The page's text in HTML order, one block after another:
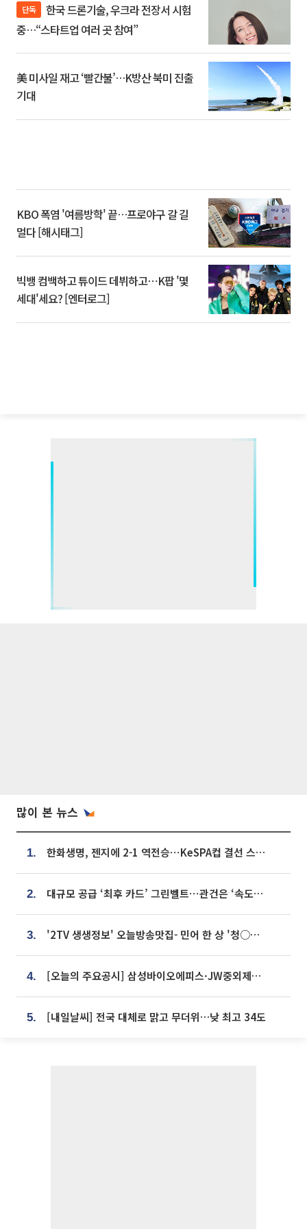
단독
중…“스타트업 여러 곳 참여”
美 미사일 재고 ‘빨간불’…K방산 북미 진출
기대
KBO 폭염 '여름방학' 끝…프로야구 갈 길
멀다 [해시태그]
빅뱅 컴백하고 튜이드 데뷔하고⋯K팝 '몇
세대'세요? [엔터로그]
많이 본 뉴스
1. 한화생명, 젠지에 2-1 역전승⋯KeSPA컵 결선 스테이지 2 직행
2. 대규모 공급 ‘최후 카드’ 그린벨트⋯관건은 ‘속도’ [주택공급 승부수의 조건]
3. '2TV 생생정보' 오늘방송맛집- 민어 한 상 '청○○○' vs 전복 한 상 '명○'
4. [오늘의 주요공시] 삼성바이오에피스·JW중외제약·한미반도체·SK바이오사이언스 등
5. [내일날씨] 전국 대체로 맑고 무더위…낮 최고 34도